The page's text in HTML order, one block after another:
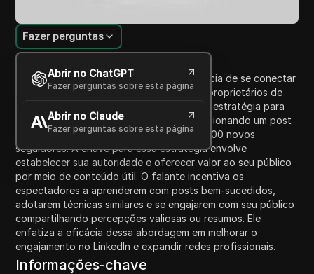
Introdução ao Conteúdo
Fazer perguntas
Abrir no ChatGPT
Fazer perguntas sobre esta página
Abrir no Claude
Fazer perguntas sobre esta página
Neste vídeo, o falante discute a importância de se conectar
com prospects, parceiros estratégicos e proprietários de
negócios no LinkedIn. Ele compartilha uma estratégia para
crescer rapidamente suas conexões, mencionando um post
viral de Noah Kagan que gerou mais de 1.200 novos
seguidores. A chave para essa estratégia envolve
estabelecer sua autoridade e oferecer valor ao seu público
por meio de conteúdo útil. O falante incentiva os
espectadores a aprenderem com posts bem-sucedidos,
adotarem técnicas similares e se engajarem com seu público
compartilhando percepções valiosas ou resumos. Ele
enfatiza a eficácia dessa abordagem em melhorar o
engajamento no LinkedIn e expandir redes profissionais.
Informações-chave